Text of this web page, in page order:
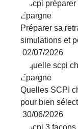
Épargne
Préparer sa
simulations et
02/07/2026
Épargne
Quelles SCPI
pour bien
30/06/2026